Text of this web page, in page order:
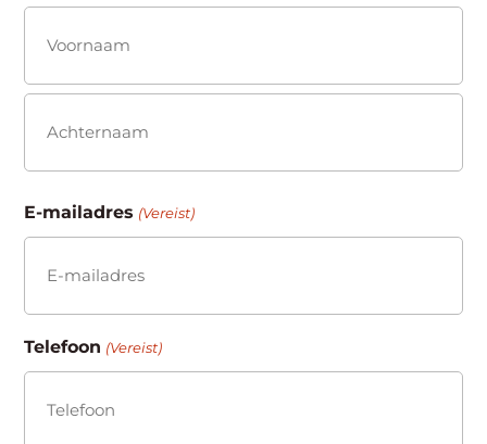
(Vereist)
Voornaam
E-mailadres (Vereist)
Telefoon (Vereist)